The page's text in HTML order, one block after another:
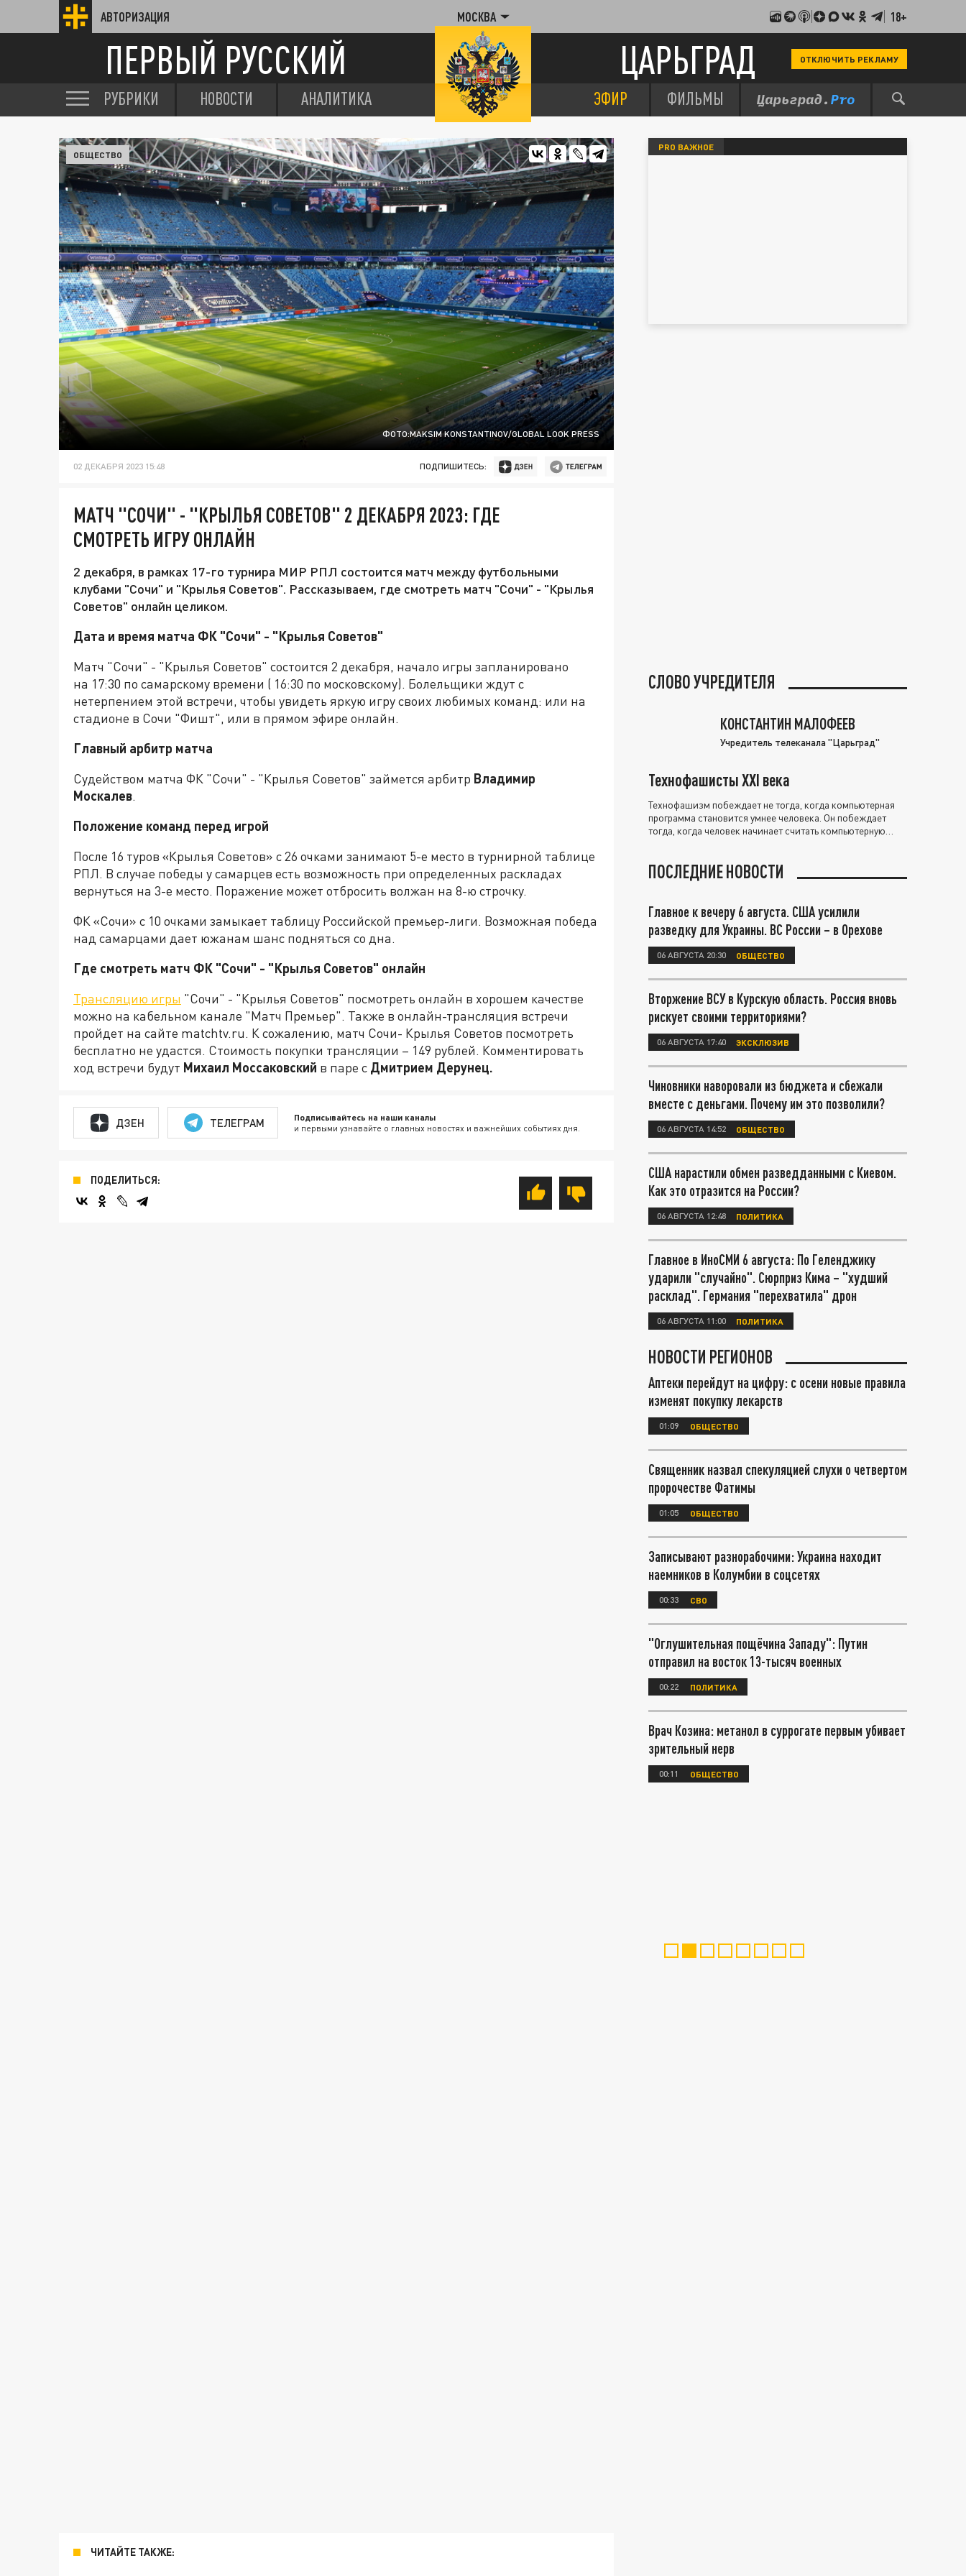
АВТОРИЗАЦИЯ МОСКВА 18+
ПЕРВЫЙ РУССКИЙ ЦАРЬГРАД ОТКЛЮЧИТЬ РЕКЛАМУ
РУБРИКИ НОВОСТИ АНАЛИТИКА ЭФИР ФИЛЬМЫ
ФОТО:MAKSIM KONSTANTINOV/GLOBAL LOOK PRESS
ОБЩЕСТВО
02 ДЕКАБРЯ 2023 15:48 ПОДПИШИТЕСЬ:
МАТЧ "СОЧИ" - "КРЫЛЬЯ СОВЕТОВ" 2 ДЕКАБРЯ 2023: ГДЕ
СМОТРЕТЬ ИГРУ ОНЛАЙН
2 декабря, в рамках 17-го турнира МИР РПЛ состоится матч между футбольными
клубами "Сочи" и "Крылья Советов". Рассказываем, где смотреть матч "Сочи" - "Крылья
Советов" онлайн целиком.
Дата и время матча ФК "Сочи" - "Крылья Советов"
Матч "Сочи" - "Крылья Советов" состоится 2 декабря, начало игры запланировано
на 17:30 по самарскому времени ( 16:30 по московскому). Болельщики ждут с
нетерпением этой встречи, чтобы увидеть яркую игру своих любимых команд: или на
стадионе в Сочи "Фишт", или в прямом эфире онлайн.
Главный арбитр матча
Судейством матча ФК "Сочи" - "Крылья Советов" займется арбитр Владимир
Москалев.
Положение команд перед игрой
После 16 туров «Крылья Советов» с 26 очками занимают 5-е место в турнирной таблице
РПЛ. В случае победы у самарцев есть возможность при определенных раскладах
вернуться на 3-е место. Поражение может отбросить волжан на 8-ю строчку.
ФК «Сочи» с 10 очками замыкает таблицу Российской премьер-лиги. Возможная победа
над самарцами дает южанам шанс подняться со дна.
Где смотреть матч ФК "Сочи" - "Крылья Советов" онлайн
Трансляцию игры "Сочи" - "Крылья Советов" посмотреть онлайн в хорошем качестве
можно на кабельном канале "Матч Премьер". Также в онлайн-трансляция встречи
пройдет на сайте matchtv.ru. К сожалению, матч Сочи- Крылья Советов посмотреть
бесплатно не удастся. Стоимость покупки трансляции – 149 рублей. Комментировать
ход встречи будут Михаил Моссаковский в паре с Дмитрием Дерунец.
ДЗЕН ТЕЛЕГРАМ Подписывайтесь на наши каналы
и первыми узнавайте о главных новостях и важнейших событиях дня.
ПОДЕЛИТЬСЯ:
ЧИТАЙТЕ ТАКЖЕ:
PRO ВАЖНОЕ
СЛОВО УЧРЕДИТЕЛЯ
КОНСТАНТИН МАЛОФЕЕВ
Учредитель телеканала "Царьград"
Технофашисты XXI века
Технофашизм побеждает не тогда, когда компьютерная
программа становится умнее человека. Он побеждает
тогда, когда человек начинает считать компьютерную
ПОСЛЕДНИЕ НОВОСТИ
Главное к вечеру 6 августа. США усилили
разведку для Украины. ВС России – в Орехове
06 АВГУСТА 20:30 ОБЩЕСТВО
Вторжение ВСУ в Курскую область. Россия вновь
рискует своими территориями?
06 АВГУСТА 17:40 ЭКСКЛЮЗИВ
Чиновники наворовали из бюджета и сбежали
вместе с деньгами. Почему им это позволили?
06 АВГУСТА 14:52 ОБЩЕСТВО
США нарастили обмен разведданными с Киевом.
Как это отразится на России?
06 АВГУСТА 12:48 ПОЛИТИКА
Главное в ИноСМИ 6 августа: По Геленджику
ударили "случайно". Сюрприз Кима – "худший
расклад". Германия "перехватила" дрон
06 АВГУСТА 11:00 ПОЛИТИКА
НОВОСТИ РЕГИОНОВ
Аптеки перейдут на цифру: с осени новые правила
изменят покупку лекарств
01:09 ОБЩЕСТВО
Священник назвал спекуляцией слухи о четвертом
пророчестве Фатимы
01:05 ОБЩЕСТВО
Записывают разнорабочими: Украина находит
наемников в Колумбии в соцсетях
00:33 СВО
"Оглушительная пощёчина Западу": Путин
отправил на восток 13-тысяч военных
00:22 ПОЛИТИКА
Врач Козина: метанол в суррогате первым убивает
зрительный нерв
00:11 ОБЩЕСТВО